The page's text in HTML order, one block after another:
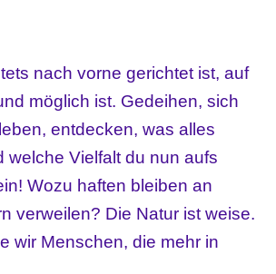
nach vorne gerichtet ist, auf
möglich ist. Gedeihen, sich
entdecken, was alles
welche Vielfalt du nun aufs
Wozu haften bleiben an
verweilen? Die Natur ist weise.
wir Menschen, die mehr in